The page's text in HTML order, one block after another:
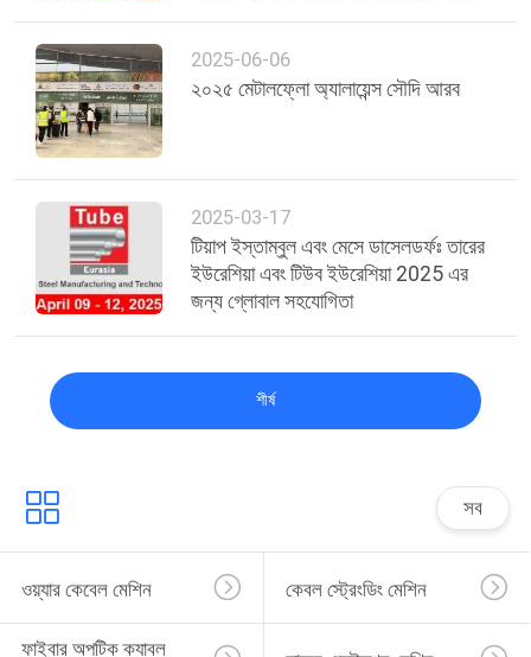
2025-06-06
২০২৫ মেটালফ্লো অ্যালায়েন্স সৌদি আরব
2025-03-17
টিয়াপ ইস্তাম্বুল এবং মেসে ডাসেলডর্ফঃ তারের
ইউরেশিয়া এবং টিউব ইউরেশিয়া 2025 এর
জন্য গ্লোবাল সহযোগিতা
শীর্ষ
সব
ওয়্যার কেবেল মেশিন কেবল স্ট্রেংডিং মেশিন
ফাইবার অপটিক ক্যাবল